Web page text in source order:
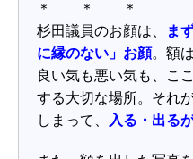
＊ ＊ ＊
杉田議員のお顔は、
ま
に縁のない」お顔。額
良い気も悪い気も、こ
する大切な場所。それ
しまって、 入る・出る